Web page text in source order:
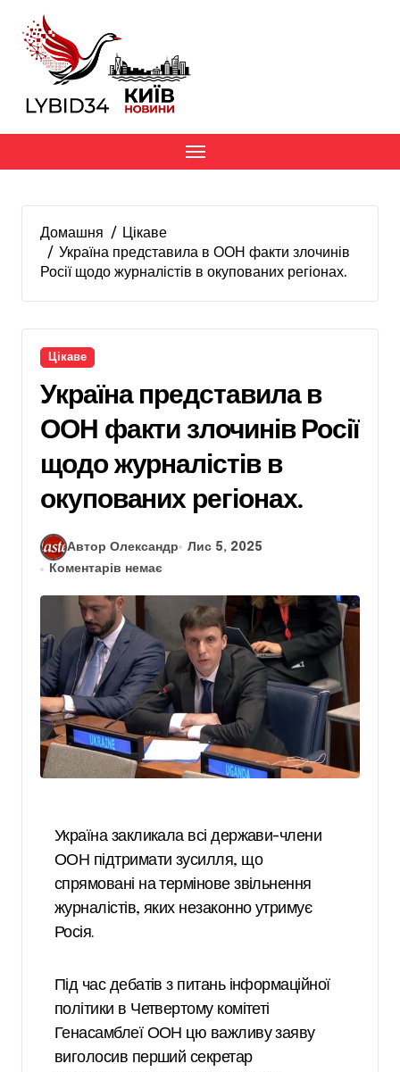
вмісту
Домашня
Цікаве
Україна представила в ООН факти злочинів
Росії щодо журналістів в окупованих регіонах.
Цікаве
Україна представила в
ООН факти злочинів Росії
щодо журналістів в
окупованих регіонах.
Автор Олександр
Лис 5, 2025
Коментарів немає
Україна закликала всі держави-члени
ООН підтримати зусилля, що
спрямовані на термінове звільнення
журналістів, яких незаконно утримує
Росія.
Під час дебатів з питань інформаційної
політики в Четвертому комітеті
Генасамблеї ООН цю важливу заяву
виголосив перший секретар